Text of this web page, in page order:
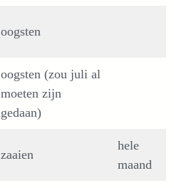
oogsten
oogsten (zou juli al
moeten zijn
gedaan)
zaaien
hele
maand